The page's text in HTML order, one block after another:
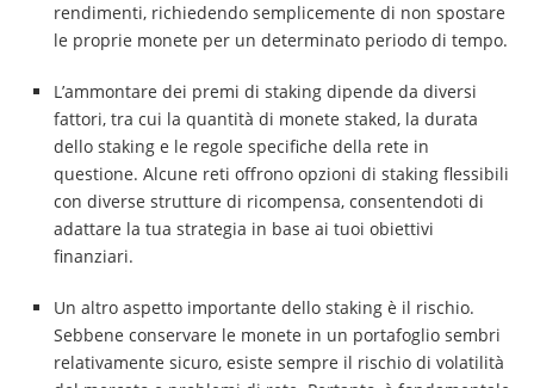
rendimenti, richiedendo semplicemente di non spostare
le proprie monete per un determinato periodo di tempo.
L’ammontare dei premi di staking dipende da diversi
fattori, tra cui la quantità di monete staked, la durata
dello staking e le regole specifiche della rete in
questione. Alcune reti offrono opzioni di staking flessibili
con diverse strutture di ricompensa, consentendoti di
adattare la tua strategia in base ai tuoi obiettivi
finanziari.
Un altro aspetto importante dello staking è il rischio.
Sebbene conservare le monete in un portafoglio sembri
relativamente sicuro, esiste sempre il rischio di volatilità